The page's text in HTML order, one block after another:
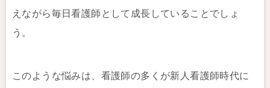
えながら毎日看護師として成長していることでしょ
う。
このような悩みは、看護師の多くが新人看護師時代に